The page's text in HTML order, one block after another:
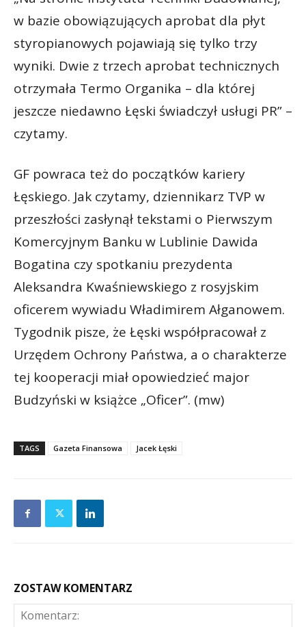
w bazie obowiązujących aprobat dla płyt
styropianowych pojawiają się tylko trzy
wyniki. Dwie z trzech aprobat technicznych
otrzymała Termo Organika – dla której
jeszcze niedawno Łęski świadczył usługi PR” –
czytamy.
GF powraca też do początków kariery
Łęskiego. Jak czytamy, dziennikarz TVP w
przeszłości zasłynął tekstami o Pierwszym
Komercyjnym Banku w Lublinie Dawida
Bogatina czy spotkaniu prezydenta
Aleksandra Kwaśniewskiego z rosyjskim
oficerem wywiadu Władimirem Ałganowem.
Tygodnik pisze, że Łęski współpracował z
Urzędem Ochrony Państwa, a o charakterze
tej kooperacji miał opowiedzieć major
Budzyński w książce „Oficer”. (mw)
TAGS Gazeta Finansowa Jacek Łęski
ZOSTAW KOMENTARZ